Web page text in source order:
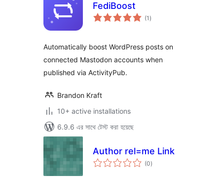
FediBoost
(1 total
ratings
)
Automatically boost WordPress posts on
connected Mastodon accounts when
published via ActivityPub.
Brandon Kraft
10+ active installations
6.9.6 এর সাথে টেস্ট করা হয়েছে
Author rel=me Link
(0total
ratings
)